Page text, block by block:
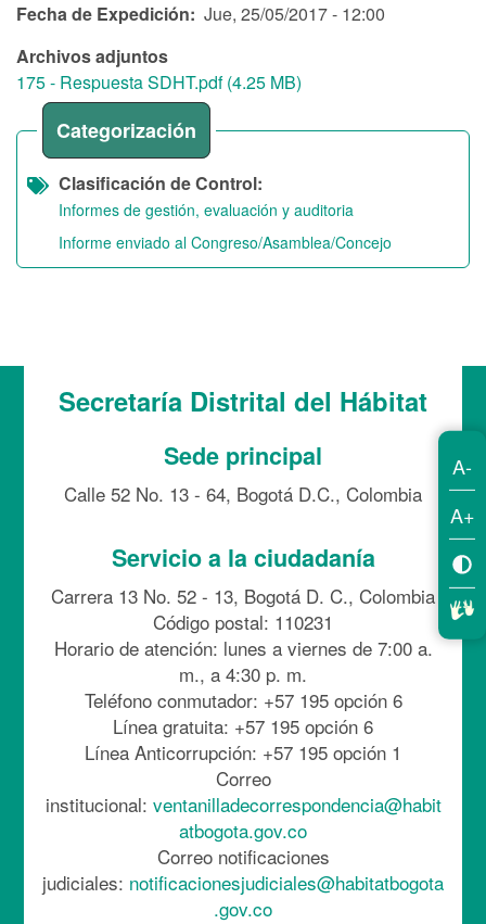
Fecha de Expedición
Jue, 25/05/2017 - 12:00
Archivos adjuntos
175 - Respuesta SDHT.pdf (4.25 MB)
Categorización
Clasificación de Control
Informes de gestión, evaluación y auditoria
Informe enviado al Congreso/Asamblea/Concejo
Secretaría Distrital del Hábitat
Sede principal
Calle 52 No. 13 - 64, Bogotá D.C., Colombia
Servicio a la ciudadanía
Carrera 13 No. 52 - 13, Bogotá D. C., Colombia
Código postal: 110231
Horario de atención: lunes a viernes de 7:00 a.
m., a 4:30 p. m.
Teléfono conmutador: +57 195 opción 6
Línea gratuita: +57 195 opción 6
Línea Anticorrupción: +57 195 opción 1
Correo
institucional: ventanilladecorrespondencia@habit
atbogota.gov.co
Correo notificaciones
judiciales: notificacionesjudiciales@habitatbogota
.gov.co
A-
A+